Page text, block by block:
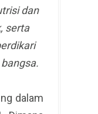
dan
serta
dalam